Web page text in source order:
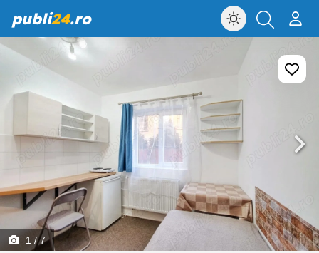
publi24.ro
1 / 7